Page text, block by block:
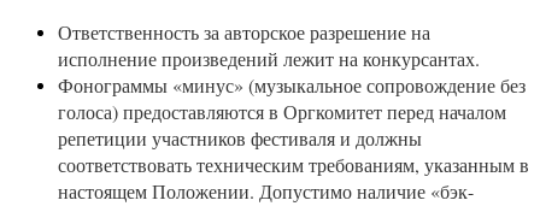
Ответственность за авторское разрешение на
исполнение произведений лежит на конкурсантах.
Фонограммы «минус» (музыкальное сопровождение без
голоса) предоставляются в Оргкомитет перед началом
репетиции участников фестиваля и должны
соответствовать техническим требованиям, указанным в
настоящем Положении. Допустимо наличие «бэк-